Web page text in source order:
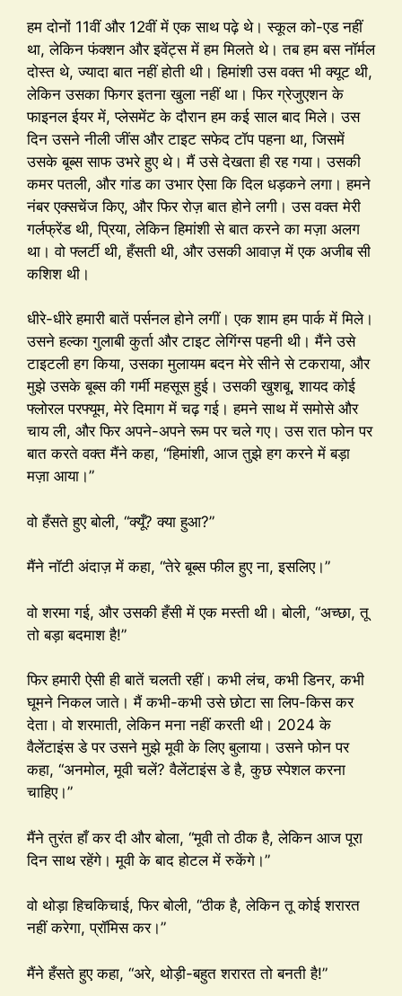
हम दोनों 11वीं और 12वीं में एक साथ पढ़े थे। स्कूल को-एड नहीं
था, लेकिन फंक्शन और इवेंट्स में हम मिलते थे। तब हम बस नॉर्मल
दोस्त थे, ज्यादा बात नहीं होती थी। हिमांशी उस वक्त भी क्यूट थी,
लेकिन उसका फिगर इतना खुला नहीं था। फिर ग्रेजुएशन के
फाइनल ईयर में, प्लेसमेंट के दौरान हम कई साल बाद मिले। उस
दिन उसने नीली जींस और टाइट सफेद टॉप पहना था, जिसमें
उसके बूब्स साफ उभरे हुए थे। मैं उसे देखता ही रह गया। उसकी
कमर पतली, और गांड का उभार ऐसा कि दिल धड़कने लगा। हमने
नंबर एक्सचेंज किए, और फिर रोज़ बात होने लगी। उस वक्त मेरी
गर्लफ्रेंड थी, प्रिया, लेकिन हिमांशी से बात करने का मज़ा अलग
था। वो फ्लर्टी थी, हँसती थी, और उसकी आवाज़ में एक अजीब सी
कशिश थी।
धीरे-धीरे हमारी बातें पर्सनल होने लगीं। एक शाम हम पार्क में मिले।
उसने हल्का गुलाबी कुर्ता और टाइट लेगिंग्स पहनी थी। मैंने उसे
टाइटली हग किया, उसका मुलायम बदन मेरे सीने से टकराया, और
मुझे उसके बूब्स की गर्मी महसूस हुई। उसकी खुशबू, शायद कोई
फ्लोरल परफ्यूम, मेरे दिमाग में चढ़ गई। हमने साथ में समोसे और
चाय ली, और फिर अपने-अपने रूम पर चले गए। उस रात फोन पर
बात करते वक्त मैंने कहा, “हिमांशी, आज तुझे हग करने में बड़ा
मज़ा आया।”
वो हँसते हुए बोली, “क्यूँ? क्या हुआ?”
मैंने नॉटी अंदाज़ में कहा, “तेरे बूब्स फील हुए ना, इसलिए।”
वो शरमा गई, और उसकी हँसी में एक मस्ती थी। बोली, “अच्छा, तू
तो बड़ा बदमाश है!”
फिर हमारी ऐसी ही बातें चलती रहीं। कभी लंच, कभी डिनर, कभी
घूमने निकल जाते। मैं कभी-कभी उसे छोटा सा लिप-किस कर
देता। वो शरमाती, लेकिन मना नहीं करती थी। 2024 के
वैलेंटाइंस डे पर उसने मुझे मूवी के लिए बुलाया। उसने फोन पर
कहा, “अनमोल, मूवी चलें? वैलेंटाइंस डे है, कुछ स्पेशल करना
चाहिए।”
मैंने तुरंत हाँ कर दी और बोला, “मूवी तो ठीक है, लेकिन आज पूरा
दिन साथ रहेंगे। मूवी के बाद होटल में रुकेंगे।”
वो थोड़ा हिचकिचाई, फिर बोली, “ठीक है, लेकिन तू कोई शरारत
नहीं करेगा, प्रॉमिस कर।”
मैंने हँसते हुए कहा, “अरे, थोड़ी-बहुत शरारत तो बनती है!”